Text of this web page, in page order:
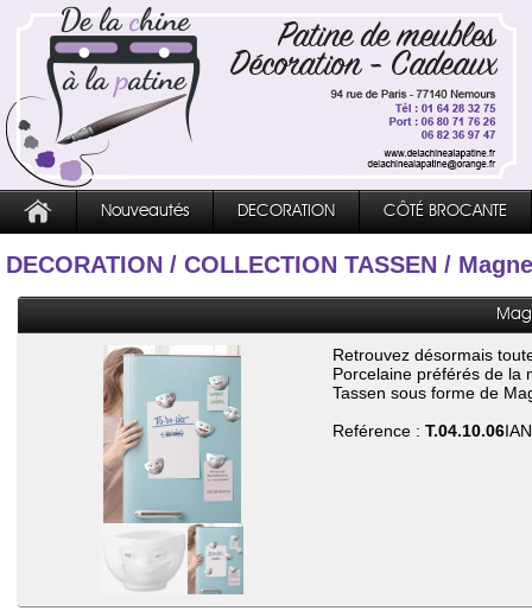
Nouveautés DECORATION CÔTÉ BROCANTE
DECORATION / COLLECTION TASSEN /
Retrouvez désormais
Porcelainepréférés de la
Tassen sous forme de
Reférence : T.04.10.06